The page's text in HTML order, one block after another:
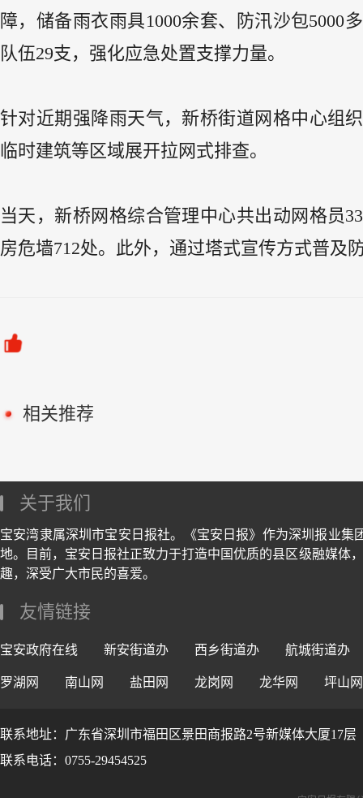
障，储备雨衣雨具1000余套、防汛沙包5000
队伍29支，强化应急处置支撑力量。
针对近期强降雨天气，新桥街道网格中心组
临时建筑等区域展开拉网式排查。
当天，新桥网格综合管理中心共出动网格员
房危墙712处。此外，通过塔式宣传方式普及
相关推荐
关于我们
宝安湾隶属深圳市宝安日报社。《宝安日报》作为深圳报业
地。目前，宝安日报社正致力于打造中国优质的县区级融媒体
趣，深受广大市民的喜爱。
友情链接
宝安政府在线 新安街道办 西乡街道办 航城街道办
罗湖网 南山网 盐田网 龙岗网 龙华网 坪山网
联系地址：广东省深圳市福田区景田商报路2号新媒体大厦17层
联系电话：0755-29454525